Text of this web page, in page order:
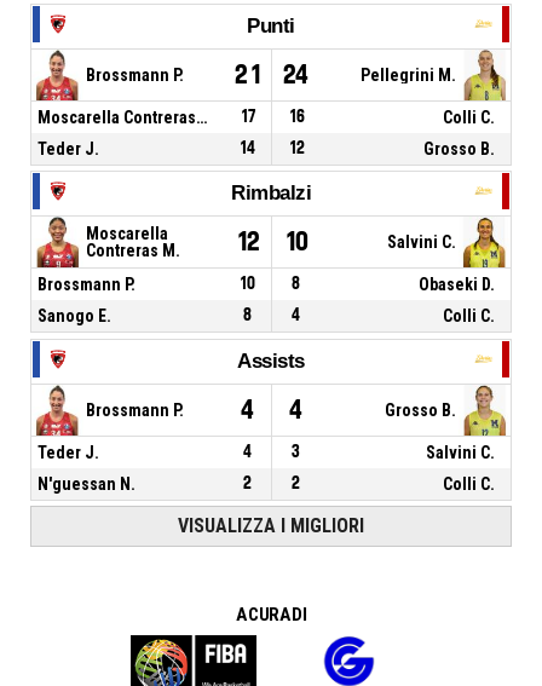
Punti
Brossmann P. 21 24 Pellegrini M.
Moscarella Contreras M. 17 16
Colli C.
Teder J.
14 12 Grosso B.
Rimbalzi
Moscarella
Contreras M.
12 10 Salvini C.
Brossmann P. 10 8
Obaseki D.
Sanogo E.
8 4 Colli C.
Assists
Brossmann P. 4 4 Grosso B.
Teder J. 4 3
Salvini C.
N'guessan N.
2 2 Colli C.
VISUALIZZA I MIGLIORI
A CURA DI